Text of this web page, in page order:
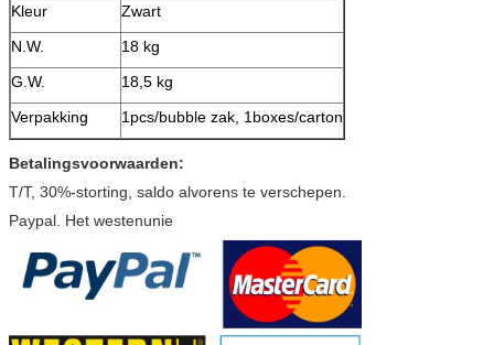
Kleur
Zwart
N.W.
18 kg
G.W.
18,5 kg
Verpakking
1pcs/bubble zak, 1boxes/carton
Betalingsvoorwaarden:
T/T, 30%-storting, saldo alvorens te verschepen.
Paypal. Het westenunie